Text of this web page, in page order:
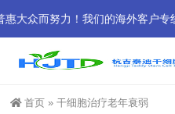
大众而努力！我们的海外客户
首页 » 干细胞治疗老年衰弱